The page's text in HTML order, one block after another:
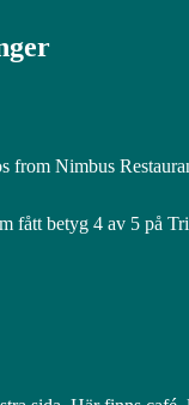
from Nimbus
betyg 4 av 5 på